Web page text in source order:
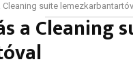
suite
a Cleaning